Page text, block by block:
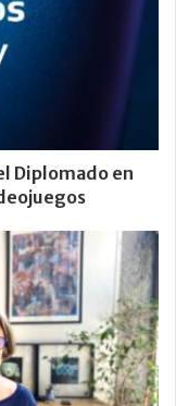
Diplomado en